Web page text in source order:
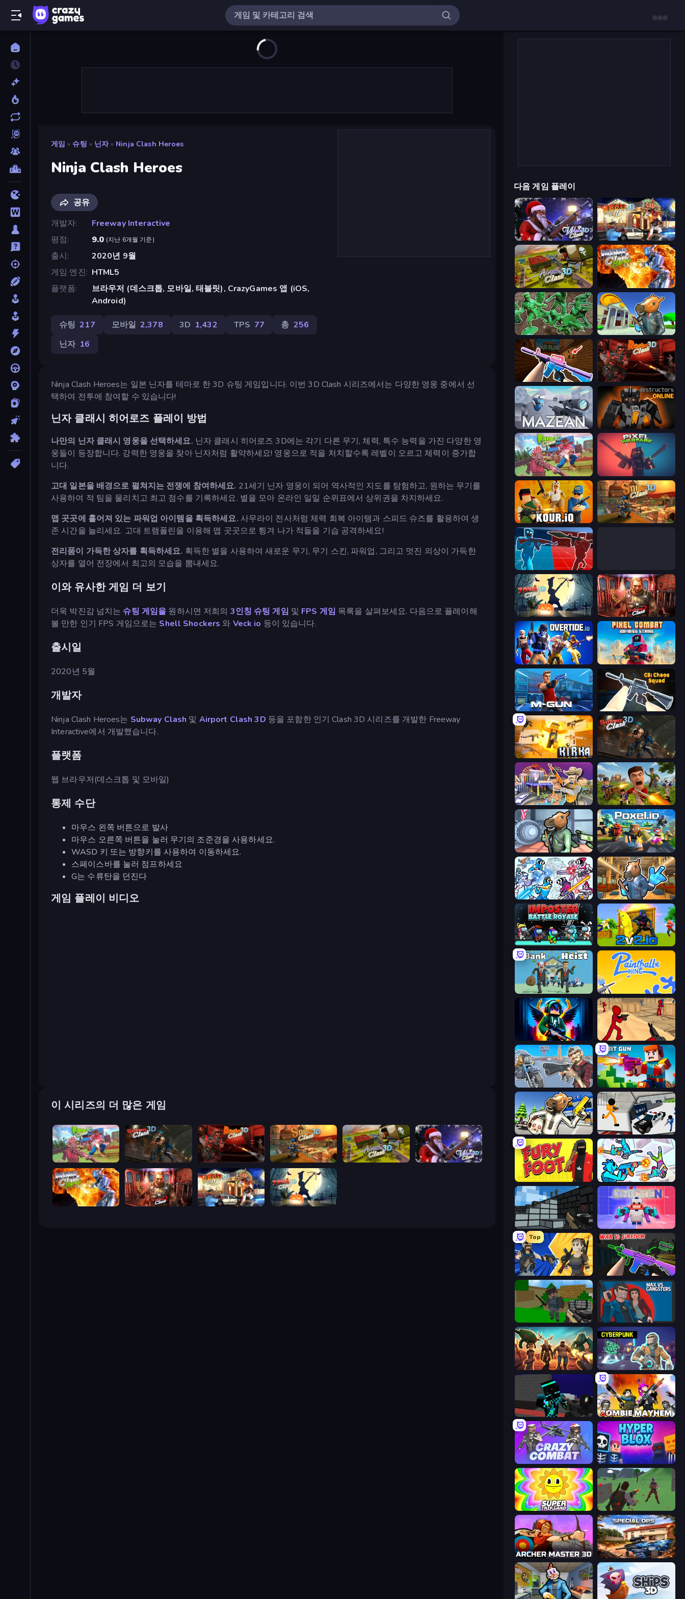
게임 » 슈팅 » 닌자 » Ninja Clash Heroes
Ninja Clash Heroes
공유
개발자
Freeway Interactive
평점
9.0 (지난 6개월 기준)
출시
2020년 9월
게임 엔진
HTML5
플랫폼
브라우저 (데스크톱, 모바일, 태블릿), CrazyGames 앱 (iOS,
Android)
슈팅 217 모바일 2,378 3D 1,432 TPS 77 총 256
닌자 16
Ninja Clash Heroes는 일본 닌자를 테마로 한 3D 슈팅 게임입니다. 이번 3D Clash 시리즈에서는 다양한 영웅 중에서 선
택하여 전투에 참여할 수 있습니다!
닌자 클래시 히어로즈 플레이 방법
나만의 닌자 클래시 영웅을 선택하세요. 닌자 클래시 히어로즈 3D에는 각기 다른 무기, 체력, 특수 능력을 가진 다양한 영
웅들이 등장합니다. 강력한 영웅을 찾아 닌자처럼 활약하세요! 영웅으로 적을 처치할수록 레벨이 오르고 체력이 증가합
니다.
고대 일본을 배경으로 펼쳐지는 전쟁에 참여하세요. 21세기 닌자 영웅이 되어 역사적인 지도를 탐험하고, 원하는 무기를
사용하여 적 팀을 물리치고 최고 점수를 기록하세요. 별을 모아 온라인 일일 순위표에서 상위권을 차지하세요.
맵 곳곳에 흩어져 있는 파워업 아이템을 획득하세요. 사무라이 전사처럼 체력 회복 아이템과 스피드 슈즈를 활용하여 생
존 시간을 늘리세요. 고대 트램폴린을 이용해 맵 곳곳으로 튕겨 나가 적들을 기습 공격하세요!
전리품이 가득한 상자를 획득하세요. 획득한 별을 사용하여 새로운 무기, 무기 스킨, 파워업, 그리고 멋진 의상이 가득한
상자를 열어 전장에서 최고의 모습을 뽐내세요.
이와 유사한 게임 더 보기
더욱 박진감 넘치는 슈팅 게임을 원하시면 저희의 3인칭 슈팅 게임 및 FPS 게임 목록을 살펴보세요. 다음으로 플레이해
볼 만한 인기 FPS 게임으로는 Shell Shockers 와 Veck io 등이 있습니다.
출시일
2020년 5월
개발자
Ninja Clash Heroes는 Subway Clash 및 Airport Clash 3D 등을 포함한 인기 Clash 3D 시리즈를 개발한 Freeway
Interactive에서 개발했습니다.
플랫폼
웹 브라우저(데스크톱 및 모바일)
통제 수단
마우스 왼쪽 버튼으로 발사
마우스 오른쪽 버튼을 눌러 무기의 조준경을 사용하세요.
WASD 키 또는 방향키를 사용하여 이동하세요.
스페이스바를 눌러 점프하세요
G는 수류탄을 던진다
게임 플레이 비디오
이 시리즈의 더 많은 게임
Farm Clash 3D Subway Clash Remastered Rocket Clash 3D Sniper Clash 3D Airport Clash 3D Winter Clash 3D
Moon Clash Heroes Subway Clash 2 Vegas Clash 3D Zombie Clash 3D: Halloween
다음 게임 플레이
Winter Clash 3D Vegas Clash 3D
Airport Clash 3D Moon Clash Heroes
Soldiers - Capture and Control! Bank Robbery 3
KS Z Rocket Clash 3D
Mazean Destructors Online
Farm Clash 3D Pixel Warfare
Kour.io Sniper Clash 3D
Battle of the Soldiers: Red vs Blue
Zombie Clash 3D: Halloween Subway Clash 2
Overtide.io Pixel Combat: Zombies Strike
Muscle Gun.IO CS: Chaos Squad
Kirka.io Subway Clash Remastered
Casino Robbery Redcoats.io
Bank Robbery Poxel.io
Space Wars Battleground Bank Robbery 2
Imposter Battle Royale 2v2.io
Bank Heist Paintball King
Stickman Counter Terror Strike
Shoot and Drive Bit Gun.io
Bank Robbery: Escape Stickman Prison: Counter Assault
Fury Foot Gravity Arena Shooter
Pixel Gun 3D Chicken CS
Top
BuildNow GG War V: Survivor
Crazy Pixel Apocalypse Max vs Gangsters
Horde Crusher Cyberpunk: Resistance
Pixel Wars of Hero Zombie Mayhem
Crazy Combat Hyperblox Shooting
SuperTrip.Land Battle Royale Survival
Archer Master 3D: Castle Defense Special Ops: GO